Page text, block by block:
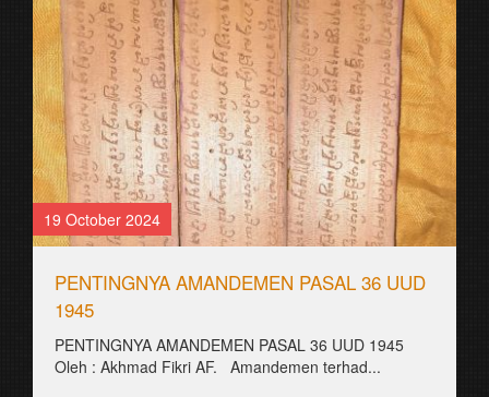
19 October 2024
PENTINGNYA AMANDEMEN PASAL 36 UUD
1945
PENTINGNYA AMANDEMEN PASAL 36 UUD 1945
Oleh : Akhmad Fikri AF. Amandemen terhad...